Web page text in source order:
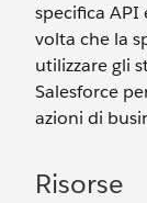
specifica API
volta che la
utilizzare gli
Salesforce
azioni di
Risorse